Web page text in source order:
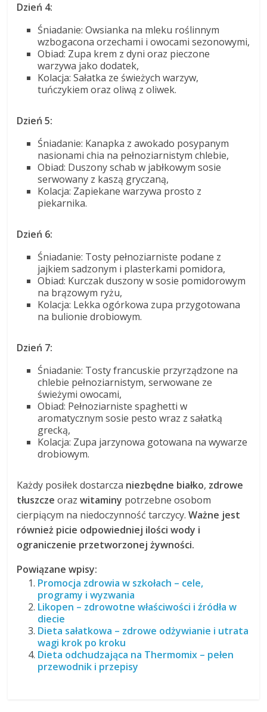
Dzień 4:
Śniadanie: Owsianka na mleku roślinnym
wzbogacona orzechami i owocami sezonowymi,
Obiad: Zupa krem z dyni oraz pieczone
warzywa jako dodatek,
Kolacja: Sałatka ze świeżych warzyw,
tuńczykiem oraz oliwą z oliwek.
Dzień 5:
Śniadanie: Kanapka z awokado posypanym
nasionami chia na pełnoziarnistym chlebie,
Obiad: Duszony schab w jabłkowym sosie
serwowany z kaszą gryczaną,
Kolacja: Zapiekane warzywa prosto z
piekarnika.
Dzień 6:
Śniadanie: Tosty pełnoziarniste podane z
jajkiem sadzonym i plasterkami pomidora,
Obiad: Kurczak duszony w sosie pomidorowym
na brązowym ryżu,
Kolacja: Lekka ogórkowa zupa przygotowana
na bulionie drobiowym.
Dzień 7:
Śniadanie: Tosty francuskie przyrządzone na
chlebie pełnoziarnistym, serwowane ze
świeżymi owocami,
Obiad: Pełnoziarniste spaghetti w
aromatycznym sosie pesto wraz z sałatką
grecką,
Kolacja: Zupa jarzynowa gotowana na wywarze
drobiowym.
Każdy posiłek dostarcza niezbędne białko, zdrowe
tłuszcze orazwitaminy potrzebne osobom
cierpiącym na niedoczynność tarczycy.Ważne jest
również picie odpowiedniej ilości wody i
ograniczenie przetworzonej żywności.
Powiązane wpisy:
Promocja zdrowia w szkołach – cele,
programy i wyzwania
Likopen – zdrowotne właściwości i źródła w
diecie
Dieta sałatkowa – zdrowe odżywianie i utrata
wagi krok po kroku
Dieta odchudzająca na Thermomix – pełen
przewodnik i przepisy